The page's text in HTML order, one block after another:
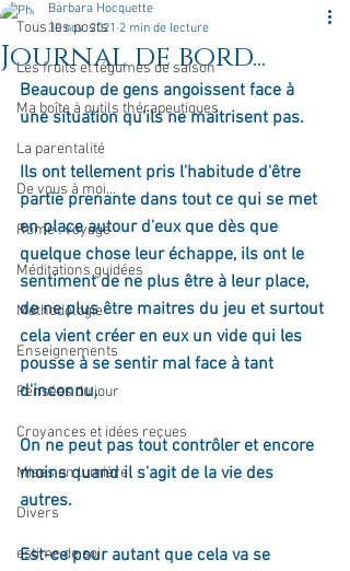
Tous les posts
Les fruits et légumes de saison
Ma boîte à outils thérapeutiques
La parentalité
De vous à moi...
Rome : voyage
Méditations guidées
Méthodologie
Enseignements
Pensées du jour
Croyances et idées reçues
Mises en lumière
Divers
estime de soi
Journal de bord...
Barbara Hocquette
30 nov. 2021 2 min de lecture
Beaucoup de gens angoissent face à
une situation qu'ils ne maitrisent pas.
Ils ont tellement pris l'habitude d'être
partie prenante dans tout ce qui se met
en place autour d'eux que dès que
quelque chose leur échappe, ils ont le
sentiment de ne plus être à leur place,
de ne plus être maitres du jeu et surtout
cela vient créer en eux un vide qui les
pousse à se sentir mal face à tant
d'inconnu.
On ne peut pas tout contrôler et encore
moins quand il s'agit de la vie des
autres.
Est-ce pour autant que cela va se